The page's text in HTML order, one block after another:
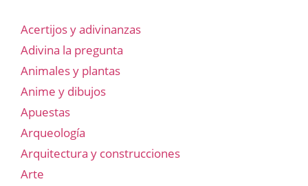
Acertijos y adivinanzas
Adivina la pregunta
Animales y plantas
Anime y dibujos
Apuestas
Arqueología
Arquitectura y construcciones
Arte